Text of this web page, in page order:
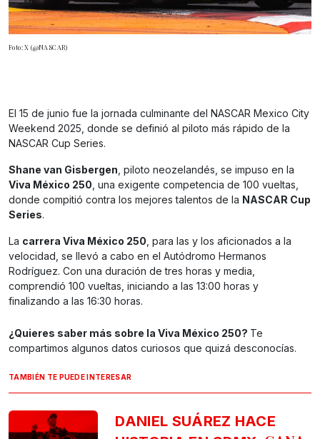
Foto: X (@NASCAR)
El 15 de junio fue la jornada culminante del NASCAR Mexico City
Weekend 2025, donde se definió al piloto más rápido de la
NASCAR Cup Series.
Shane van Gisbergen, piloto neozelandés, se impuso en la
Viva México 250, una exigente competencia de 100 vueltas,
donde compitió contra los mejores talentos de la NASCAR Cup
Series.
La carrera Viva México 250, para las y los aficionados a la
velocidad, se llevó a cabo en el Autódromo Hermanos
Rodríguez. Con una duración de tres horas y media,
comprendió 100 vueltas, iniciando a las 13:00 horas y
finalizando a las 16:30 horas.
¿Quieres saber más sobre la Viva México 250? Te
compartimos algunos datos curiosos que quizá desconocías.
TAMBIÉN TE PUEDE INTERESAR
DANIEL SUÁREZ HACE